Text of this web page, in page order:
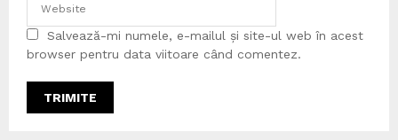
Salvează-mi numele, e-mailul și site-ul web în acest
browser pentru data viitoare când comentez.